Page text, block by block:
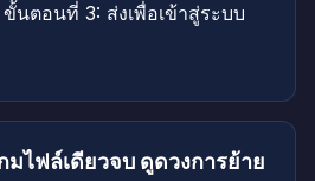
ตอนที่ 3: ส่งเพื่อเข้าสู่ระบบ
มไฟล์เดียวจบ ดูดวงการย้าย